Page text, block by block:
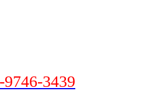
9746-3439